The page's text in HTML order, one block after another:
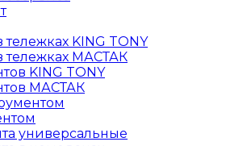
KING TONY
тележках МАСТАК
KING TONY
МАСТАК
универсальные